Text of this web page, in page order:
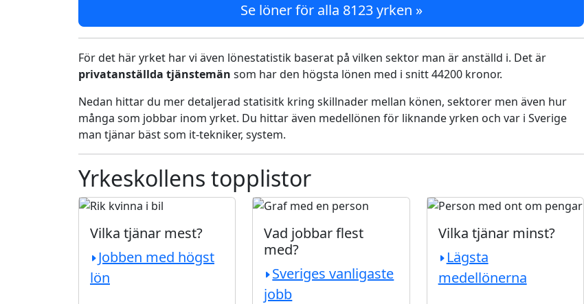
Se löner för alla 8123 yrken »
För det här yrket har vi även lönestatistik baserat på vilken sektor man är anställd i. Det är
privatanställda tjänstemän som har den högsta lönen med i snitt 44200 kronor.
Nedan hittar du mer detaljerad statisitk kring skillnader mellan könen, sektorer men även hur
många som jobbar inom yrket. Du hittar även medellönen för liknande yrken och var i Sverige
man tjänar bäst som it-tekniker, system.
Yrkeskollens topplistor
Vilka tjänar mest?
Jobben med högst
lön
Vad jobbar flest
med?
Sveriges vanligaste
jobb
Vilka tjänar minst?
Lägsta
medellönerna